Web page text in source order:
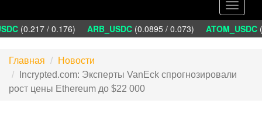
Toggle
(0.217 / 0.176) ARB_USDC(0.0895 / 0.073) ATOM_USDC
Главная
Новости
Incrypted.com: Эксперты VanEck спрогнозировали
рост цены Ethereum до $22 000